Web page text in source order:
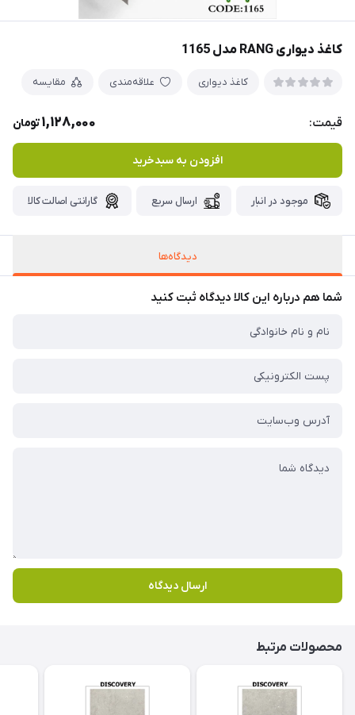
کاغذ دیواری RANG مدل 1165
کاغذ دیواری علاقه‌مندی مقایسه
قیمت: 1,128,000تومان
افزودن به سبدخرید
موجود در انبار ارسال سریع گارانتی اصالت کالا
دیدگاه‌ها
شما هم درباره این کالا دیدگاه ثبت کنید
ارسال دیدگاه
محصولات مرتبط